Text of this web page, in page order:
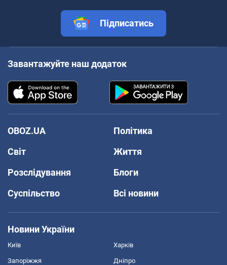
Підписатись
Завантажуйте наш додаток
OBOZ.UA
Політика
Світ
Життя
Розслідування
Блоги
Суспільство
Всі новини
Новини України
Київ Харків
Запоріжжя Дніпро